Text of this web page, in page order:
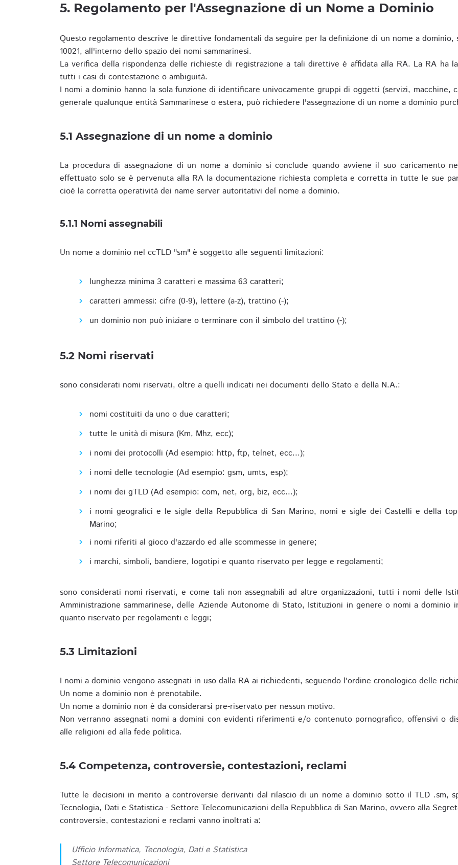
5. Regolamento per l'Assegnazione di un Nome a Dominio
Questo regolamento descrive le direttive fondamentali da seguire per la definizione di un nome a
10021, all'interno dello spazio dei nomi sammarinesi.
La verifica della rispondenza delle richieste di registrazione a tali direttive è affidata alla RA. La RA ha
tutti i casi di contestazione o ambiguità.
I nomi a dominio hanno la sola funzione di identificare univocamente gruppi di oggetti (servizi, macchine,
generale qualunque entità Sammarinese o estera, può richiedere l'assegnazione di un nome a dominio
5.1 Assegnazione di un nome a dominio
La procedura di assegnazione di un nome a dominio si conclude quando avviene il suo caricamento
effettuato solo se è pervenuta alla RA la documentazione richiesta completa e corretta in tutte le sue
cioè la corretta operatività dei name server autoritativi del nome a dominio.
5.1.1 Nomi assegnabili
Un nome a dominio nel ccTLD "sm" è soggetto alle seguenti limitazioni:
lunghezza minima 3 caratteri e massima 63 caratteri;
caratteri ammessi: cifre (0-9), lettere (a-z), trattino (-);
un dominio non può iniziare o terminare con il simbolo del trattino (-);
5.2 Nomi riservati
sono considerati nomi riservati, oltre a quelli indicati nei documenti dello Stato e della N.A.:
nomi costituiti da uno o due caratteri;
tutte le unità di misura (Km, Mhz, ecc);
i nomi dei protocolli (Ad esempio: http, ftp, telnet, ecc...);
i nomi delle tecnologie (Ad esempio: gsm, umts, esp);
i nomi dei gTLD (Ad esempio: com, net, org, biz, ecc...);
i nomi geografici e le sigle della Repubblica di San Marino, nomi e sigle dei Castelli e della
Marino;
i nomi riferiti al gioco d'azzardo ed alle scommesse in genere;
i marchi, simboli, bandiere, logotipi e quanto riservato per legge e regolamenti;
sono considerati nomi riservati, e come tali non assegnabili ad altre organizzazioni, tutti i nomi delle
Amministrazione sammarinese, delle Aziende Autonome di Stato, Istituzioni in genere o nomi a dominio
quanto riservato per regolamenti e leggi;
5.3 Limitazioni
I nomi a dominio vengono assegnati in uso dalla RA ai richiedenti, seguendo l'ordine cronologico delle
Un nome a dominio non è prenotabile.
Un nome a dominio non è da considerarsi pre-riservato per nessun motivo.
Non verranno assegnati nomi a domini con evidenti riferimenti e/o contenuto pornografico, offensivi o
alle religioni ed alla fede politica.
5.4 Competenza, controversie, contestazioni, reclami
Tutte le decisioni in merito a controversie derivanti dal rilascio di un nome a dominio sotto il TLD .sm,
Tecnologia, Dati e Statistica - Settore Telecomunicazioni della Repubblica di San Marino, ovvero alla
controversie, contestazioni e reclami vanno inoltrati a:
Ufficio Informatica, Tecnologia, Dati e Statistica